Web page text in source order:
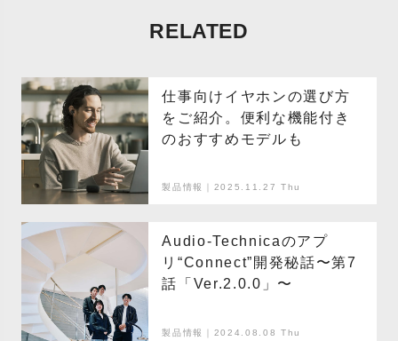
RELATED
仕事向けイヤホンの選び方
をご紹介。便利な機能付き
のおすすめモデルも
製品情報｜2025.11.27 Thu
Audio-Technicaのアプ
リ“Connect”開発秘話〜第7
話「Ver.2.0.0」〜
製品情報｜2024.08.08 Thu